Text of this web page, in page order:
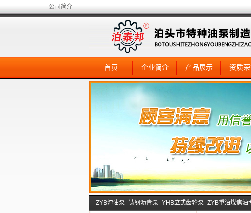
公司简介
首页 企业简介 产品展示 资质
ZYB渣油泵 铸钢沥青泵 YHB立式齿轮泵 ZYB重油煤焦油